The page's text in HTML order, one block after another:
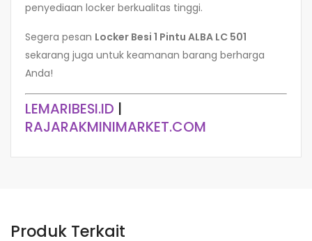
penyediaan locker berkualitas tinggi.
Segera pesan Locker Besi 1 Pintu ALBA LC 501
sekarang juga untuk keamanan barang berharga
Anda!
LEMARIBESI.ID |
RAJARAKMINIMARKET.COM
Produk Terkait